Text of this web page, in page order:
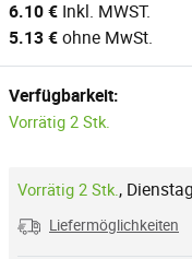
6.10 € Inkl. MWST.
5.13 €ohne MwSt.
Verfügbarkeit:
Vorrätig 2 Stk.
Vorrätig 2 Stk.,
Liefermöglichkeiten